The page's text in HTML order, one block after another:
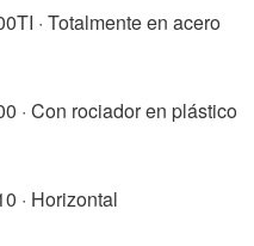
· Totalmente en acero
· Con rociador en plástico
· Horizontal